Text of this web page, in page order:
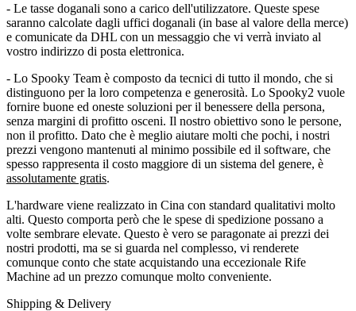
- Le tasse doganali sono a carico dell'utilizzatore. Queste spese
saranno calcolate dagli uffici doganali (in base al valore della merce)
e comunicate da DHL con un messaggio che vi verrà inviato al
vostro indirizzo di posta elettronica.
- Lo Spooky Team è composto da tecnici di tutto il mondo, che si
distinguono per la loro competenza e generosità. Lo Spooky2 vuole
fornire buone ed oneste soluzioni per il benessere della persona,
senza margini di profitto osceni. Il nostro obiettivo sono le persone,
non il profitto. Dato che è meglio aiutare molti che pochi, i nostri
prezzi vengono mantenuti al minimo possibile ed il software, che
spesso rappresenta il costo maggiore di un sistema del genere, è
assolutamente gratis.
L'hardware viene realizzato in Cina con standard qualitativi molto
alti. Questo comporta però che le spese di spedizione possano a
volte sembrare elevate. Questo è vero se paragonate ai prezzi dei
nostri prodotti, ma se si guarda nel complesso, vi renderete
comunque conto che state acquistando una eccezionale Rife
Machine ad un prezzo comunque molto conveniente.
Shipping & Delivery